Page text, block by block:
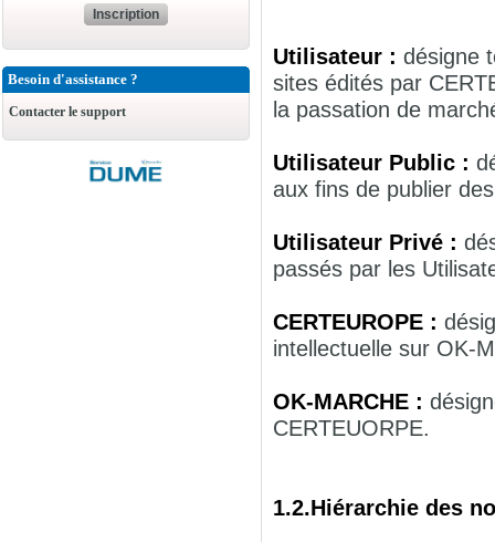
Inscription
Besoin d'assistance ?
Contacter le support
Utilisateur : désigne
sites édités par
la passation de
Utilisateur Public :
aux fins de publier
Utilisateur Privé :
passés par les
CERTEUROPE :
intellectuelle sur OK-
OK-MARCHE :
CERTEUORPE.
1.2.Hiérarchie des